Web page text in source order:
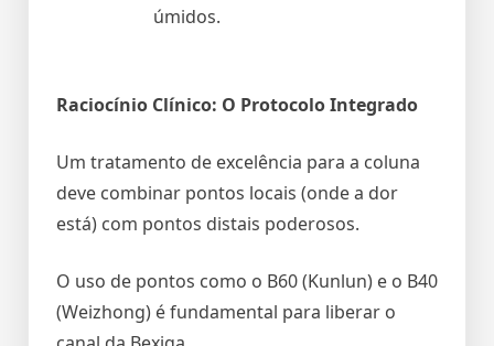
úmidos.
Raciocínio Clínico: O Protocolo Integrado
Um tratamento de excelência para a coluna
deve combinar pontos locais (onde a dor
está) com pontos distais poderosos.
O uso de pontos como o B60 (Kunlun) e o B40
(Weizhong) é fundamental para liberar o